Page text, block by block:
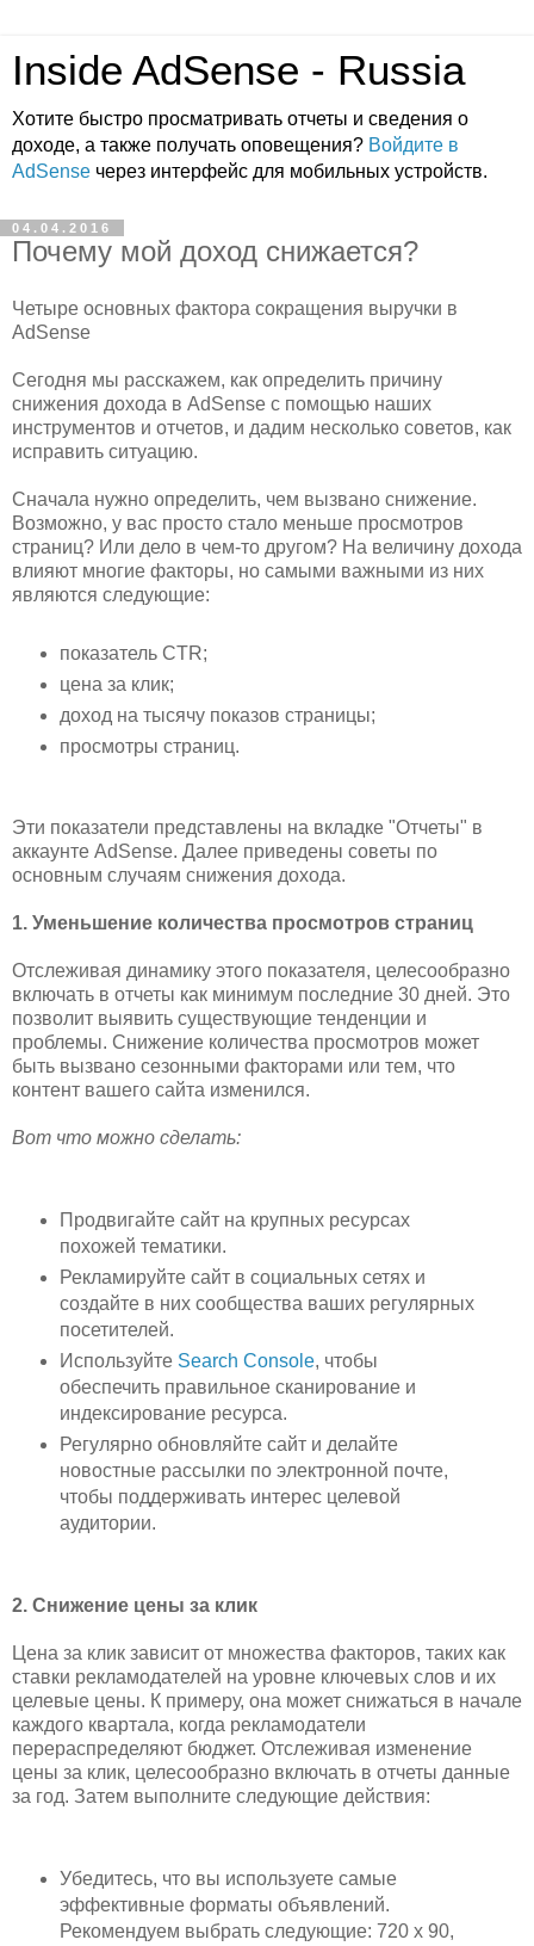
Inside AdSense - Russia
Хотите быстро просматривать отчеты и сведения о
доходе, а также получать оповещения? Войдите в
AdSense через интерфейс для мобильных устройств.
04.04.2016
Почему мой доход снижается?
Четыре основных фактора сокращения выручки в
AdSense
Сегодня мы расскажем, как определить причину
снижения дохода в AdSense с помощью наших
инструментов и отчетов, и дадим несколько советов, как
исправить ситуацию.
Сначала нужно определить, чем вызвано снижение.
Возможно, у вас просто стало меньше просмотров
страниц? Или дело в чем-то другом? На величину дохода
влияют многие факторы, но самыми важными из них
являются следующие:
показатель CTR;
цена за клик;
доход на тысячу показов страницы;
просмотры страниц.
Эти показатели представлены на вкладке "Отчеты" в
аккаунте AdSense. Далее приведены советы по
основным случаям снижения дохода.
1. Уменьшение количества просмотров страниц
Отслеживая динамику этого показателя, целесообразно
включать в отчеты как минимум последние 30 дней. Это
позволит выявить существующие тенденции и
проблемы. Снижение количества просмотров может
быть вызвано сезонными факторами или тем, что
контент вашего сайта изменился.
Вот что можно сделать:
Продвигайте сайт на крупных ресурсах
похожей тематики.
Рекламируйте сайт в социальных сетях и
создайте в них сообщества ваших регулярных
посетителей.
Используйте Search Console, чтобы
обеспечить правильное сканирование и
индексирование ресурса.
Регулярно обновляйте сайт и делайте
новостные рассылки по электронной почте,
чтобы поддерживать интерес целевой
аудитории.
2. Снижение цены за клик
Цена за клик зависит от множества факторов, таких как
ставки рекламодателей на уровне ключевых слов и их
целевые цены. К примеру, она может снижаться в начале
каждого квартала, когда рекламодатели
перераспределяют бюджет. Отслеживая изменение
цены за клик, целесообразно включать в отчеты данные
за год. Затем выполните следующие действия:
Убедитесь, что вы используете самые
эффективные форматы объявлений.
Рекомендуем выбрать следующие: 720 x 90,